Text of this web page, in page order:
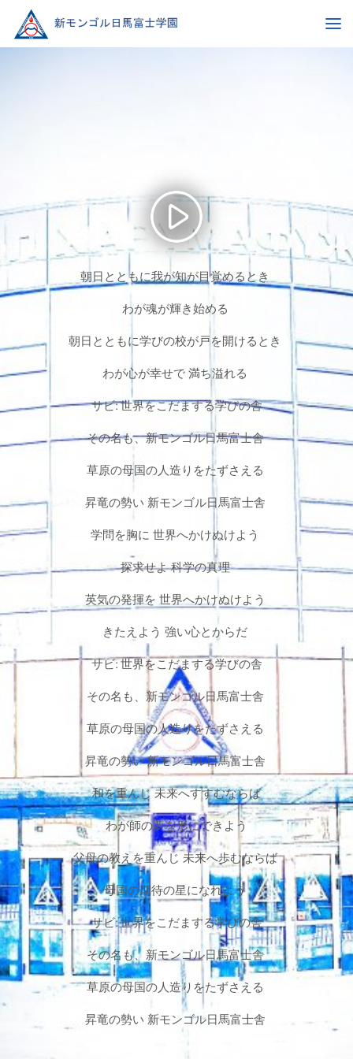
朝日とともに我が知が目覚めるとき
わが魂が輝き始める
朝日とともに学びの校が戸を開けるとき
わが心が幸せで 満ち溢れる
サビ: 世界をこだまする学びの舎
その名も、新モンゴル日馬富士舎
草原の母国の人造りをたずさえる
昇竜の勢い 新モンゴル日馬富士舎
学問を胸に 世界へかけぬけよう
探求せよ 科学の真理
英気の発揮を 世界へかけぬけよう
きたえよう 強い心とからだ
サビ: 世界をこだまする学びの舎
その名も、新モンゴル日馬富士舎
草原の母国の人造りをたずさえる
昇竜の勢い 新モンゴル日馬富士舎
和を重んじ 未来へすすむならば
わが師の夢を形にできよう
父母の教えを重んじ 未来へ歩むならば
母国の期待の星になれよう
サビ: 世界をこだまする学びの舎
その名も、新モンゴル日馬富士舎
草原の母国の人造りをたずさえる
昇竜の勢い 新モンゴル日馬富士舎